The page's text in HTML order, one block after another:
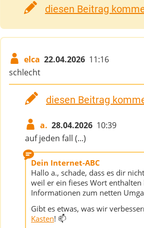
diesen Beitrag
elca 22.04.2026 11:16
schlecht
diesen Beitrag
a. 28.04.2026 10:39
auf jeden fall (...)
Dein Internet-ABC
Hallo a., schade, dass es dir
weil er ein fieses Wort
Informationen zum netten
Gibt es etwas, was wir
Kasten! 📫